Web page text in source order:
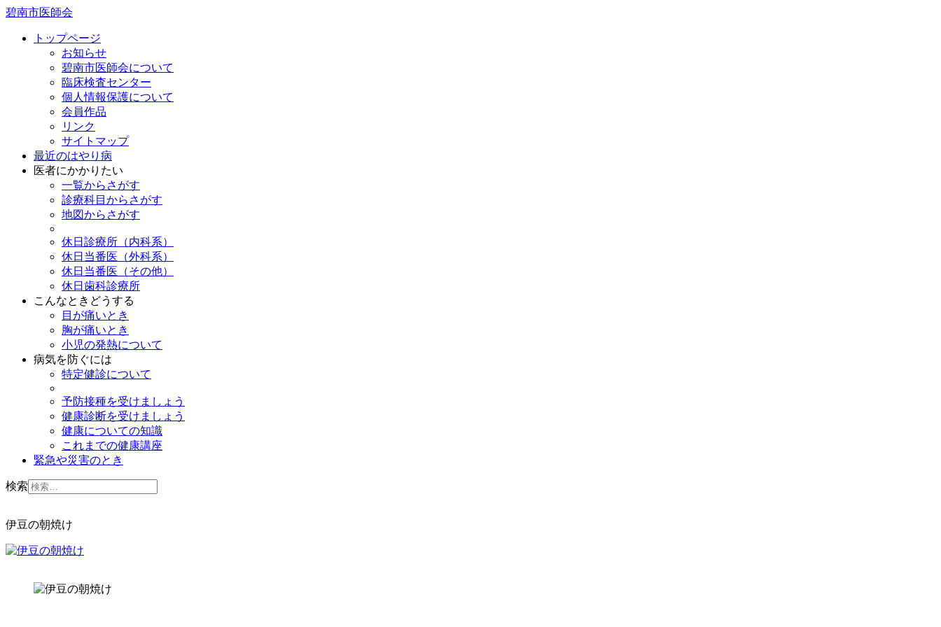
碧南市医師会
トップページ
お知らせ
碧南市医師会について
臨床検査センター
個人情報保護について
会員作品
リンク
サイトマップ
最近のはやり病
医者にかかりたい
一覧からさがす
診療科目からさがす
地図からさがす
休日診療所（内科系）
休日当番医（外科系）
休日当番医（その他）
休日歯科診療所
こんなときどうする
目が痛いとき
胸が痛いとき
小児の発熱について
病気を防ぐには
特定健診について
予防接種を受けましょう
健康診断を受けましょう
健康についての知識
これまでの健康講座
緊急や災害のとき
検索
伊豆の朝焼け